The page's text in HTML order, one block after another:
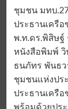
ชุมชน มทบ
ประธานเครื
พ.ท.ดร.พิสิษฐ์
หนังสือพิมพ์
ธนภัทร พันธว
ชุมชนแห่งปร
ประธานเครื